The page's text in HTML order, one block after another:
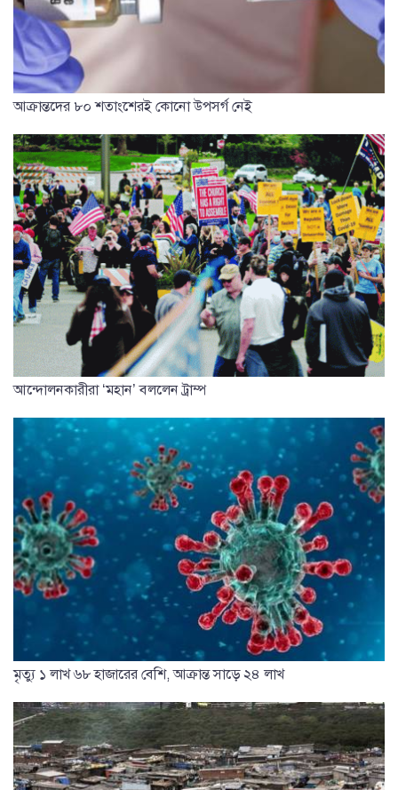
আক্রান্তদের ৮০ শতাংশেরই কোনো উপসর্গ নেই
আন্দোলনকারীরা ‘মহান’ বললেন ট্রাম্প
মৃত্যু ১ লাখ ৬৮ হাজারের বেশি, আক্রান্ত সাড়ে ২৪ লাখ